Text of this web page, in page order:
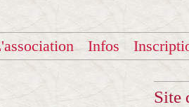
Infos
Site